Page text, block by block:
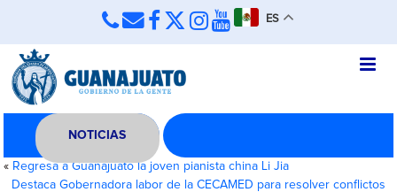
ES
NOTICIAS
« Regresa a Guanajuato la joven pianista china Li Jia
Destaca Gobernadora labor de la CECAMED para resolver conflictos